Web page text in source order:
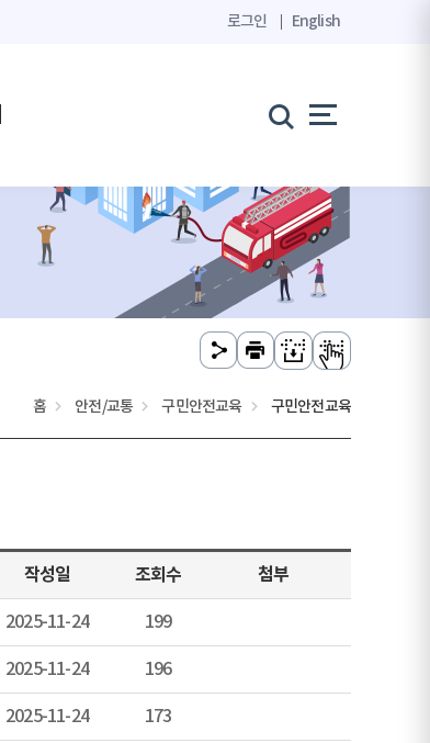
로그인 English
홈 안전/교통 구민안전교육 구민안전교육
작성일 조회수 첨부
2025-11-24 199
2025-11-24 196
2025-11-24 173